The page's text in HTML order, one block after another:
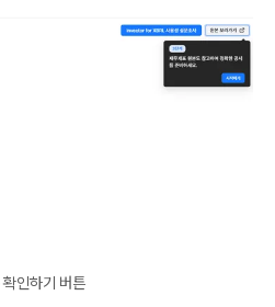
인하기 버튼